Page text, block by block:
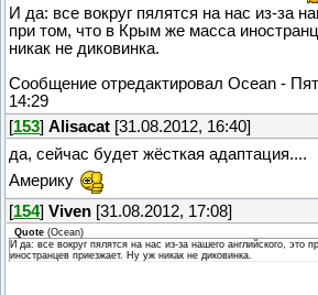
И да: все вокруг пялятся на нас из-за
при том, что в Крым же масса
никак не диковинка.
Сообщение отредактировал Ocean -
14:29
[153] Alisacat [31.08.2012, 16:40]
да, сейчас будет жёсткая адаптация....
Америку
[154] Viven [31.08.2012, 17:08]
Quote (Ocean)
И да: все вокруг пялятся на нас из-за нашего английского, это
иностранцев приезжает. Ну уж никак не диковинка.